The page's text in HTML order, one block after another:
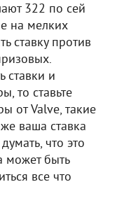
322 по сей
на мелких
ставку против
ставки и
то ставьте
от Valve, такие
ваша ставка
что это
может быть
все что